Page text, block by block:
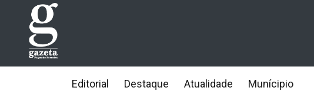
Editorial Destaque Atualidade Munícipio